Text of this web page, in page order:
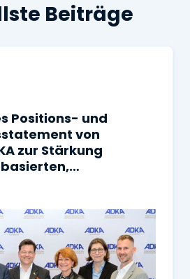
Beiträge
Positions- und
von
zur Stärkung